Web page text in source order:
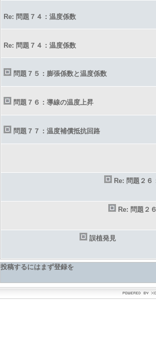
Re: 問題７４：温度係数
Re: 問題７４：温度係数
問題７５：膨張係数と温度係数
問題７６：導線の温度上昇
問題７７：温度補償抵抗回路
Re: 問題２６
Re: 問題２
誤植発見
投稿するにはまず登録を